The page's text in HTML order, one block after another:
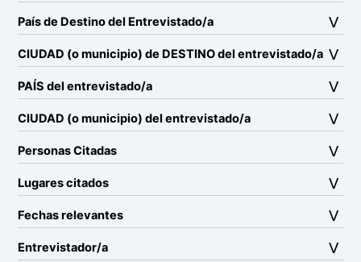
País de Destino del Entrevistado/a
CIUDAD (o municipio) de DESTINO del entrevistado/a
PAÍS del entrevistado/a
CIUDAD (o municipio) del entrevistado/a
Personas Citadas
Lugares citados
Fechas relevantes
Entrevistador/a